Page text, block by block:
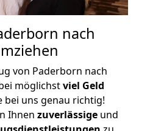
nach
von Paderborn nach
möglichstviel Geld
bei uns genau richtig!
Ihnen zuverlässige und